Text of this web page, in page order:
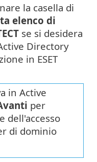
la casella di
elenco di
se si desidera
Directory
in ESET
in Active
per
dell'accesso
di dominio